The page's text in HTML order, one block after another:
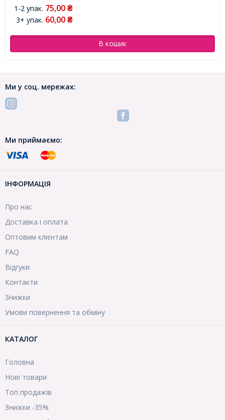
1-2 упак. 75,00 ₴
3+ упак. 60,00 ₴
В кошик
Ми у соц. мережах:
Ми приймаємо:
ІНФОРМАЦІЯ
Про нас
Доставка і оплата
Оптовим клієнтам
FAQ
Відгуки
Контакти
Знижки
Умови повернення та обміну
КАТАЛОГ
Головна
Нові товари
Топ продажів
Знижки -35%